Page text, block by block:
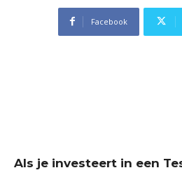
Facebook
Als je investeert in een